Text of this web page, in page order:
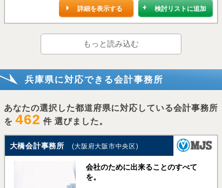
検討リストに追加
詳細を表示する
もっと読み込む
兵庫県に対応できる会計事務所
あなたの選択した都道府県に対応している会計事務所
を 462 件 選びました。
大橋会計事務所 (大阪府大阪市中央区)
会社のために出来ることのすべて
を。